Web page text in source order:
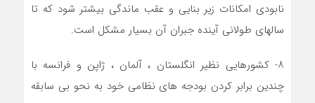
نابودی امکانات زیر بنایی و عقب ماندگی بیشتر شود که تا
سالهای طولانی آینده جبران آن بسیار مشکل است.
۸- کشورهایی نظیر انگلستان ، آلمان ، ژاپن و فرانسه با
چندین برابر کردن بودجه های نظامی خود به نحو بی سابقه